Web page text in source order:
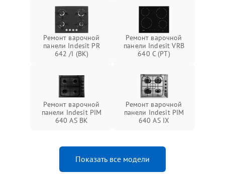
Ремонт варочной
панели Indesit PR
642 /I (BK)
Ремонт варочной
панели Indesit VRB
640 C (PT)
Ремонт варочной
панели Indesit PIM
640 AS BK
Ремонт варочной
панели Indesit PIM
640 AS IX
Показать все модели